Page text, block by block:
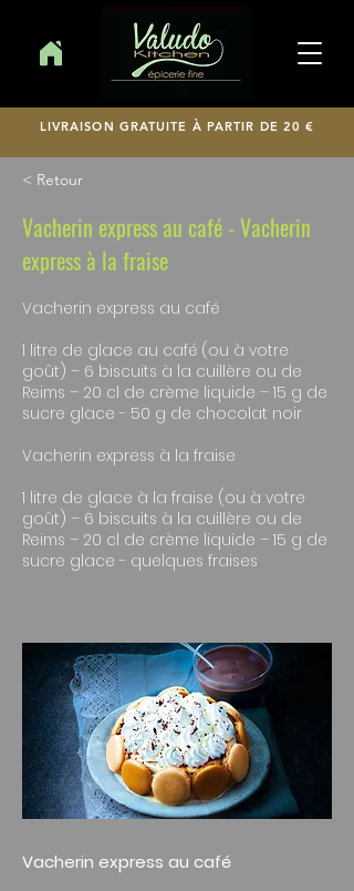
LIVRAISON GRATUITE À PARTIR DE 20 €
< Retour
Vacherin express au café - Vacherin
express à la fraise
Vacherin express au café
1 litre de glace au café (ou à votre
goût) – 6 biscuits à la cuillère ou de
Reims – 20 cl de crème liquide – 15 g de
sucre glace - 50 g de chocolat noir
Vacherin express à la fraise
1 litre de glace à la fraise (ou à votre
goût) – 6 biscuits à la cuillère ou de
Reims – 20 cl de crème liquide – 15 g de
sucre glace - quelques fraises
Vacherin express au café​